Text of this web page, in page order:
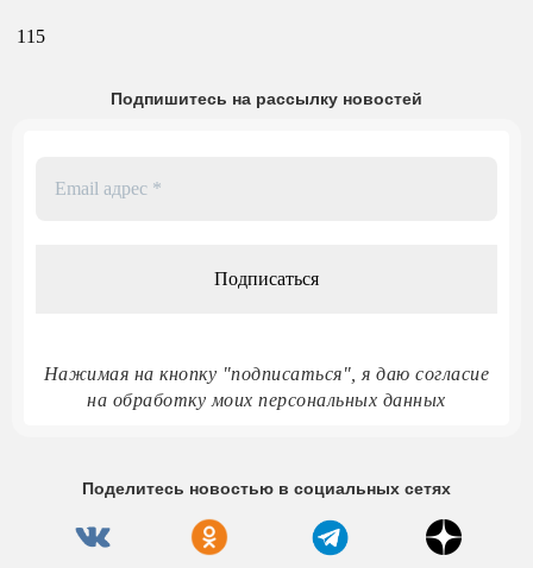
115
Подпишитесь на рассылку новостей
Нажимая на кнопку "подписаться", я даю согласие
на обработку моих персональных данных
Поделитесь новостью в социальных сетях